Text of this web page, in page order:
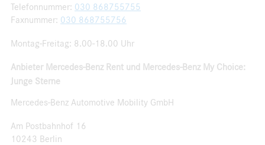
Telefonnummer: 030 868755755
Faxnummer: 030 868755756
Montag-Freitag: 8.00-18.00 Uhr
Anbieter Mercedes-Benz Rent und Mercedes-Benz My Choice:
Junge Sterne
Mercedes-Benz Automotive Mobility GmbH
Am Postbahnhof 16
10243 Berlin